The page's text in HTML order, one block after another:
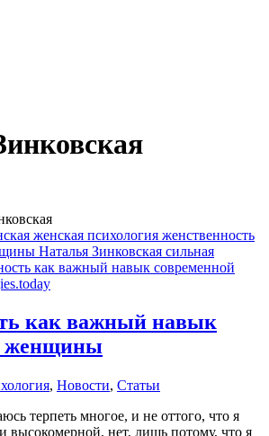
как важный навык
женщины
, Новости, Статьи
терпеть многое, и не оттого, что я
высокомерной, нет, лишь потому, что я